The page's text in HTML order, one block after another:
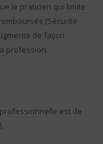
le praticien qui limite
(Sécurité
de façon
profession.
est de